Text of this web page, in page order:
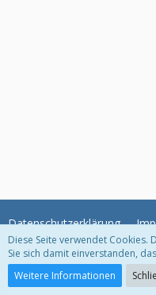
Datenschutzerklärung
Community-
Diese Seite verwendet Cookies.
Sie sich damit einverstanden,
Weitere Informationen